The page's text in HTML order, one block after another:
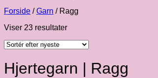
Forside / Garn /Ragg
Viser 23 resultaterSorteret
seneste
Hjertegarn | Ragg